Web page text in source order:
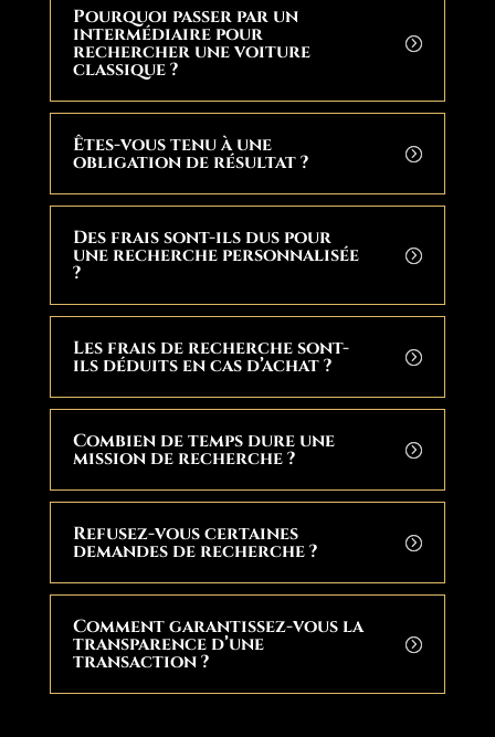
Pourquoi passer par un
intermédiaire pour
rechercher une voiture
classique ?
Êtes-vous tenu à une
obligation de résultat ?
Des frais sont-ils dus pour
une recherche personnalisée
?
Les frais de recherche sont-
ils déduits en cas d’achat ?
Combien de temps dure une
mission de recherche ?
Refusez-vous certaines
demandes de recherche ?
Comment garantissez-vous la
transparence d’une
transaction ?